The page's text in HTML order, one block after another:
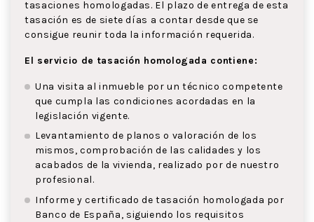
tasaciones homologadas. El plazo de entrega de esta
tasación es de siete días a contar desde que se
consigue reunir toda la información requerida.
El servicio de tasación homologada contiene:
Una visita al inmueble por un técnico competente
que cumpla las condiciones acordadas en la
legislación vigente.
Levantamiento de planos o valoración de los
mismos, comprobación de las calidades y los
acabados de la vivienda, realizado por de nuestro
profesional.
Informe y certificado de tasación homologada por
Banco de España, siguiendo los requisitos